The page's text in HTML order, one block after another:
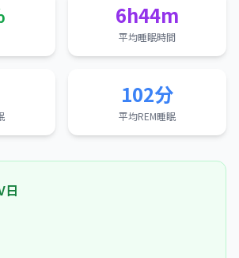
6h44m
平均睡眠時間
102分
平均REM睡眠
日